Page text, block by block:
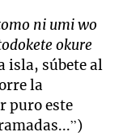
ni umi wo
okure
isla, súbete al
la
puro este